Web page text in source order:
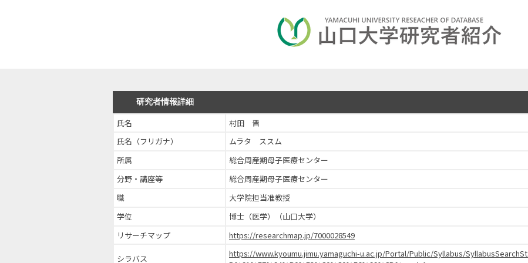
研究者情報詳細
氏名
村田 晋
氏名（フリガナ）
ムラタ ススム
所属
総合周産期母子医療センター
分野・講座等
総合周産期母子医療センター
職
大学院担当准教授
学位
博士（医学）（山口大学）
リサーチマップ
https://researchmap.jp/7000028549
シラバス
https://www.kyoumu.jimu.yamaguchi-u.ac.jp/Portal/Public/Syllabus/